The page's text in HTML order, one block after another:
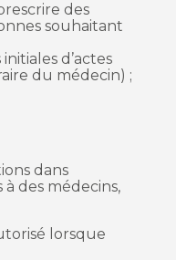
des
souhaitant
d’actes
du médecin) ;
dans
des médecins,
lorsque